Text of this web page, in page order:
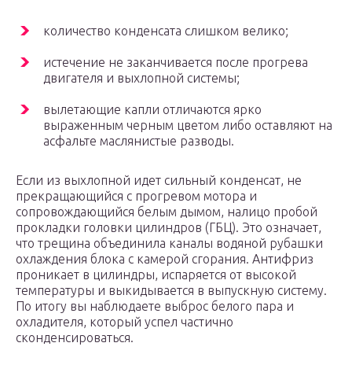
количество конденсата слишком велико;
истечение не заканчивается после прогрева
двигателя и выхлопной системы;
вылетающие капли отличаются ярко
выраженным черным цветом либо оставляют на
асфальте маслянистые разводы.
Если из выхлопной идет сильный конденсат, не
прекращающийся с прогревом мотора и
сопровождающийся белым дымом, налицо пробой
прокладки головки цилиндров (ГБЦ). Это означает,
что трещина объединила каналы водяной рубашки
охлаждения блока с камерой сгорания. Антифриз
проникает в цилиндры, испаряется от высокой
температуры и выкидывается в выпускную систему.
По итогу вы наблюдаете выброс белого пара и
охладителя, который успел частично
сконденсироваться.